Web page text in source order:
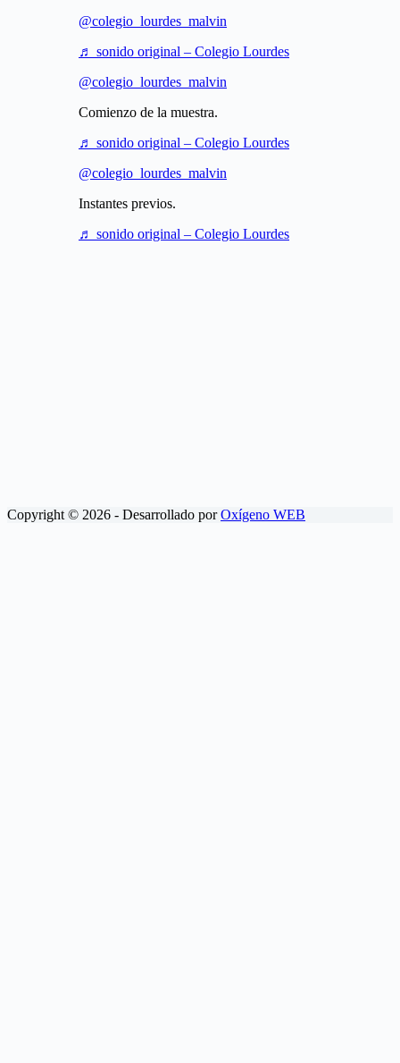
@colegio_lourdes_malvin
♬ sonido original – Colegio Lourdes
@colegio_lourdes_malvin
Comienzo de la muestra.
♬ sonido original – Colegio Lourdes
@colegio_lourdes_malvin
Instantes previos.
♬ sonido original – Colegio Lourdes
Copyright © 2026 - Desarrollado porOxígeno WEB